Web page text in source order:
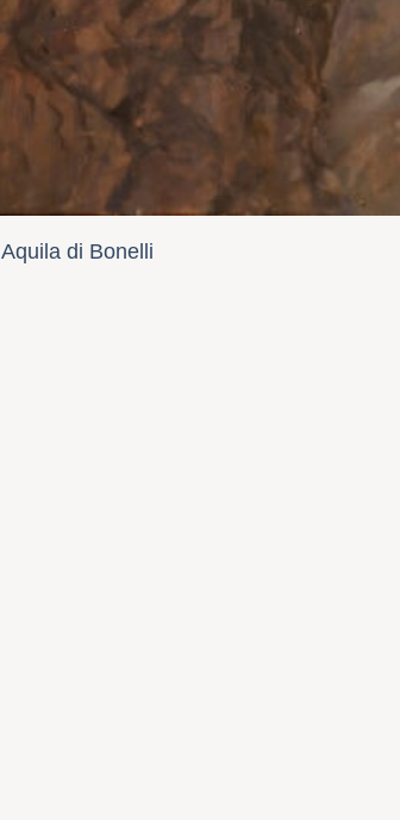
Aquila di Bonelli